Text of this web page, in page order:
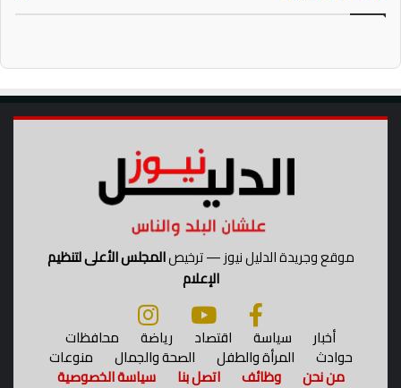
ا
موقع وجريدة الدليل نيوز — ترخيصالمجلس الأعلى لتنظيم
الإعلام
أخبار سياسة اقتصاد رياضة محافظات
حوادث المرأة والطفل الصحة والجمال منوعات
من نحن وظائف اتصل بنا سياسة الخصوصية